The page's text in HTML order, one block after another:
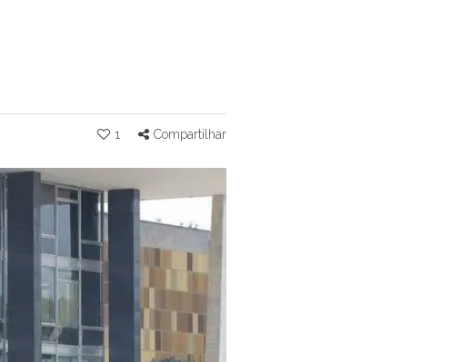
1 Compartilhar